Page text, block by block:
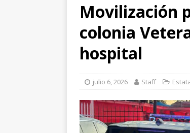
[
y
Movilización
colonia
hospital
julio 6, 2026 Staff